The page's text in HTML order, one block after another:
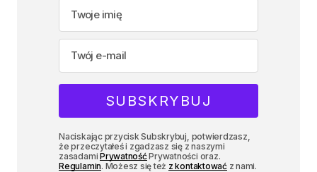
Naciskając przycisk Subskrybuj, potwierdzasz,
że przeczytałeś i zgadzasz się z naszymi
zasadamiPrywatnośćPrywatności oraz.
Regulamin. Możesz się też z kontaktowaćz nami.